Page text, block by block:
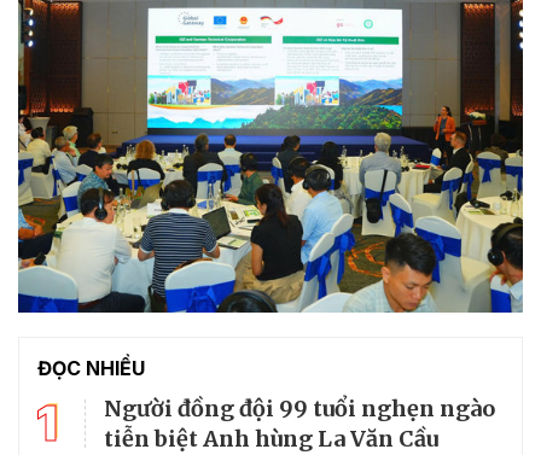
ĐỌC NHIỀU
1
Người đồng đội 99 tuổi nghẹn ngào
tiễn biệt Anh hùng La Văn Cầu